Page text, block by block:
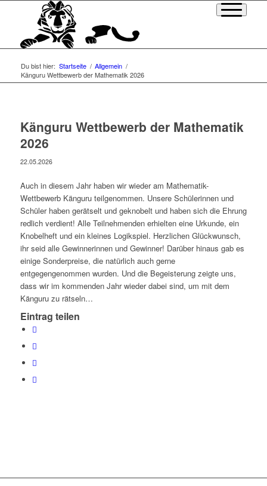
Du bist hier: Startseite / Allgemein /
Känguru Wettbewerb der Mathematik 2026
Känguru Wettbewerb der Mathematik
2026
22.05.2026
Auch in diesem Jahr haben wir wieder am Mathematik-
Wettbewerb Känguru teilgenommen. Unsere Schülerinnen und
Schüler haben gerätselt und geknobelt und haben sich die Ehrung
redlich verdient! Alle Teilnehmenden erhielten eine Urkunde, ein
Knobelheft und ein kleines Logikspiel. Herzlichen Glückwunsch,
ihr seid alle Gewinnerinnen und Gewinner! Darüber hinaus gab es
einige Sonderpreise, die natürlich auch gerne
entgegengenommen wurden. Und die Begeisterung zeigte uns,
dass wir im kommenden Jahr wieder dabei sind, um mit dem
Känguru zu rätseln…
Eintrag teilen